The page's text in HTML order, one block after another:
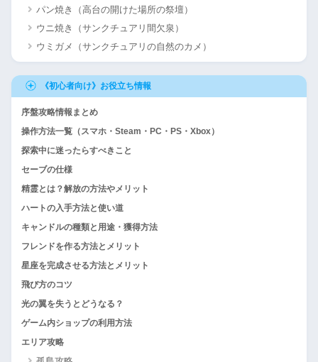
パン焼き（高台の開けた場所の祭壇）
ウニ焼き（サンクチュアリ間欠泉）
ウミガメ（サンクチュアリの自然のカメ）
《初心者向け》お役立ち情報
序盤攻略情報まとめ
操作方法一覧（スマホ・Steam・PC・PS・Xbox）
探索中に迷ったらすべきこと
セーブの仕様
精霊とは？解放の方法やメリット
ハートの入手方法と使い道
キャンドルの種類と用途・獲得方法
フレンドを作る方法とメリット
星座を完成させる方法とメリット
飛び方のコツ
光の翼を失うとどうなる？
ゲーム内ショップの利用方法
エリア攻略